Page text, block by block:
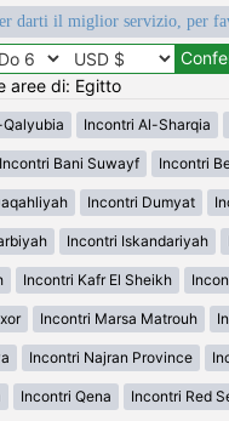
darti il miglior servizio, per
aree di: Egitto
Incontri Al-Sharqia
Incontri Bani Suwayf Incontri
Incontri Dumyat
Incontri Iskandariyah
Incontri Kafr El Sheikh
Incontri Marsa Matrouh
Incontri Najran Province
Incontri Qena Incontri Red